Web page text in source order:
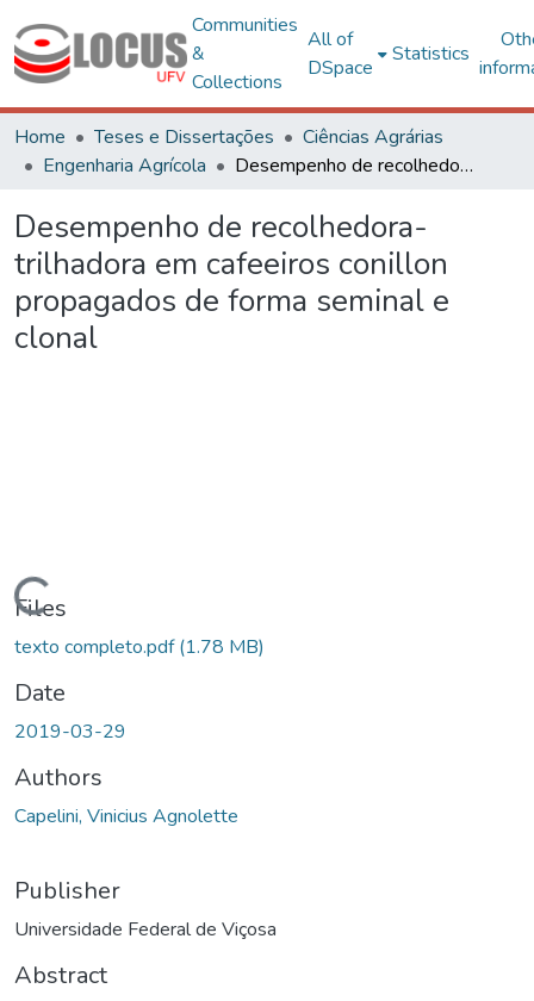
Communities
&
Collections
All of
DSpace
Statistics
Home Teses e Dissertações
Ciências Agrárias
Engenharia Agrícola
Desempenho de recolhedora-trilhadora em cafeeiros conillon propagados de forma seminal e clonal
Desempenho de recolhedora-
trilhadora em cafeeiros conillon
propagados de forma seminal e
clonal
Files
texto completo.pdf(1.78 MB)
Date
2019-03-29
Authors
Capelini, Vinicius Agnolette
Publisher
Universidade Federal de Viçosa
Abstract